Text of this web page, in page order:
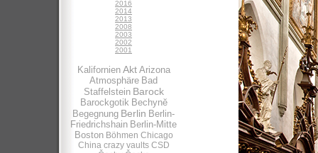
2016
2014
2013
2008
2003
2002
2001
Kalifornien Akt Arizona
Atmosphäre Bad
Staffelstein Barock
Barockgotik Bechynĕ
Begegnung Berlin Berlin-
Friedrichshain Berlin-Mitte
Boston Böhmen Chicago
China crazy vaults CSD